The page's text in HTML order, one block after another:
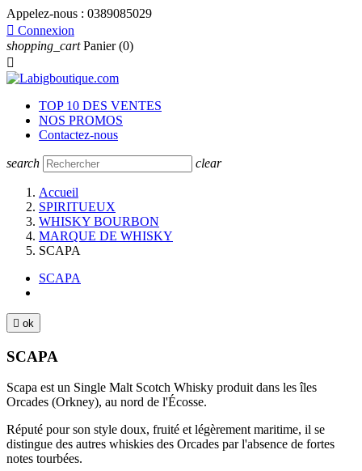
Appelez-nous : 0389085029
 Connexion
shopping_cart Panier (0)

TOP 10 DES VENTES
NOS PROMOS
Contactez-nous
search clear
Accueil
SPIRITUEUX
WHISKY BOURBON
MARQUE DE WHISKY
SCAPA
SCAPA
 ok
SCAPA
Scapa est un Single Malt Scotch Whisky produit dans les îles
Orcades (Orkney), au nord de l'Écosse.
Réputé pour son style doux, fruité et légèrement maritime, il se
distingue des autres whiskies des Orcades par l'absence de fortes
notes tourbées.